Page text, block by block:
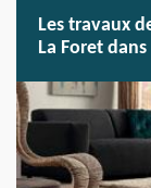
Les travaux
La Foret